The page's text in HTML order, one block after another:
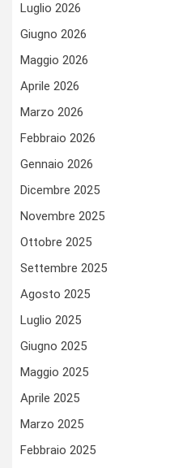
Luglio 2026
Giugno 2026
Maggio 2026
Aprile 2026
Marzo 2026
Febbraio 2026
Gennaio 2026
Dicembre 2025
Novembre 2025
Ottobre 2025
Settembre 2025
Agosto 2025
Luglio 2025
Giugno 2025
Maggio 2025
Aprile 2025
Marzo 2025
Febbraio 2025